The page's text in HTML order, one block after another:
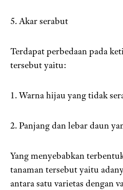
5. Akar serabut
Terdapat perbedaan pada
tersebut yaitu:
1. Warna hijau yang tidak
2. Panjang dan lebar daun
Yang menyebabkan
tanaman tersebut yaitu
antara satu varietas dengan